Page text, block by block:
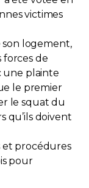
victimes
logement,
forces de
une plainte
le premier
le squat du
qu’ils doivent
et procédures
pour